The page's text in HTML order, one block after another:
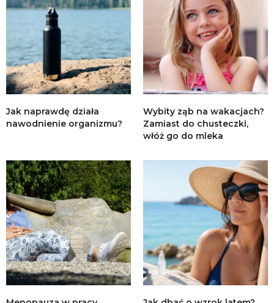
Jak naprawdę działa
nawodnienie organizmu?
Wybity ząb na wakacjach?
Zamiast do chusteczki,
włóż go do mleka